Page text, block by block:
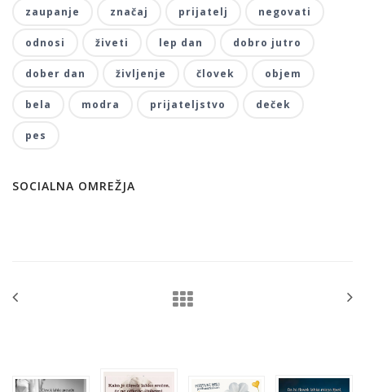
zaupanje značaj prijatelj negovati
odnosi živeti lep dan dobro jutro
dober dan življenje človek objem
bela modra prijateljstvo deček
pes
SOCIALNA OMREŽJA